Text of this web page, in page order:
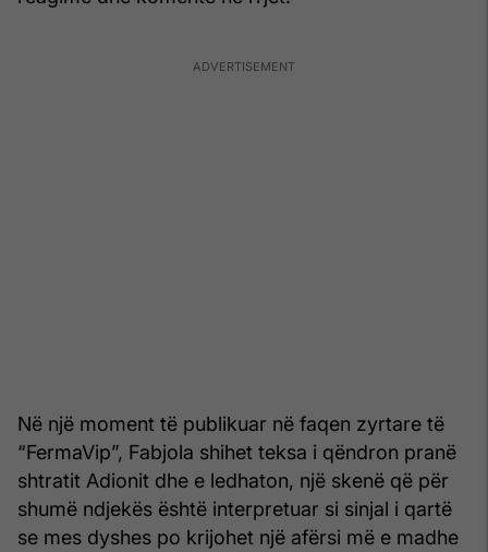
Në një moment të publikuar në faqen zyrtare të
“FermaVip”, Fabjola shihet teksa i qëndron pranë
shtratit Adionit dhe e ledhaton, një skenë që për
shumë ndjekës është interpretuar si sinjal i qartë
se mes dyshes po krijohet një afërsi më e madhe